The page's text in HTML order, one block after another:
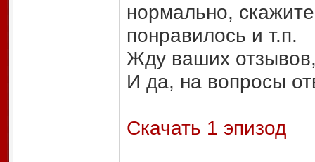
нормально,
понравилось и т.п.
Жду ваших
И да, на вопросы
Скачать 1 эпизод